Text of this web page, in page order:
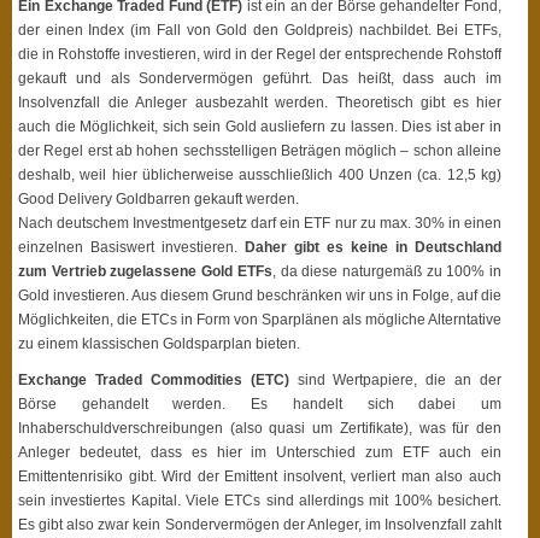
Ein Exchange Traded Fund (ETF) ist ein an der Börse gehandelter Fond,
der einen Index (im Fall von Gold den Goldpreis) nachbildet. Bei ETFs,
die in Rohstoffe investieren, wird in der Regel der entsprechende Rohstoff
gekauft und als Sondervermögen geführt. Das heißt, dass auch im
Insolvenzfall die Anleger ausbezahlt werden. Theoretisch gibt es hier
auch die Möglichkeit, sich sein Gold ausliefern zu lassen. Dies ist aber in
der Regel erst ab hohen sechsstelligen Beträgen möglich – schon alleine
deshalb, weil hier üblicherweise ausschließlich 400 Unzen (ca. 12,5 kg)
Good Delivery Goldbarren gekauft werden.
Nach deutschem Investmentgesetz darf ein ETF nur zu max. 30% in einen
einzelnen Basiswert investieren. Daher gibt es keine in Deutschland
zum Vertrieb zugelassene Gold ETFs , da diese naturgemäß zu 100% in
Gold investieren. Aus diesem Grund beschränken wir uns in Folge, auf die
Möglichkeiten, die ETCs in Form von Sparplänen als mögliche Alterntative
zu einem klassischen Goldsparplan bieten.
Exchange Traded Commodities (ETC)sind Wertpapiere, die an der
Börse gehandelt werden. Es handelt sich dabei um
Inhaberschuldverschreibungen (also quasi um Zertifikate), was für den
Anleger bedeutet, dass es hier im Unterschied zum ETF auch ein
Emittentenrisiko gibt. Wird der Emittent insolvent, verliert man also auch
sein investiertes Kapital. Viele ETCs sind allerdings mit 100% besichert.
Es gibt also zwar kein Sondervermögen der Anleger, im Insolvenzfall zahlt